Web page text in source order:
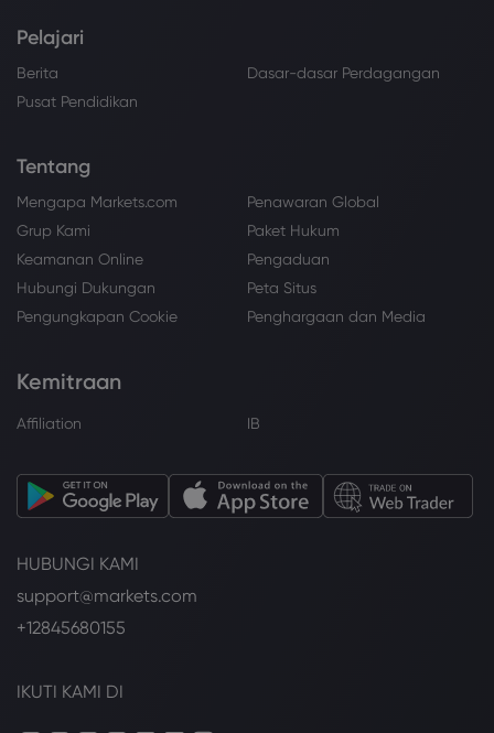
Pelajari
Berita
Dasar-dasar Perdagangan
Pusat Pendidikan
Tentang
Mengapa Markets.com
Penawaran Global
Grup Kami
Paket Hukum
Keamanan Online
Pengaduan
Hubungi Dukungan
Peta Situs
Pengungkapan Cookie
Penghargaan dan Media
Kemitraan
Affiliation IB
HUBUNGI KAMI
support@markets.com
+12845680155
IKUTI KAMI DI